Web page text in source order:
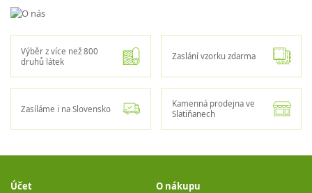
Výběr z více než 800
druhů látek
Zaslání vzorku zdarma
Zasíláme i na Slovensko
Kamenná prodejna ve
Slatiňanech
Účet O nákupu